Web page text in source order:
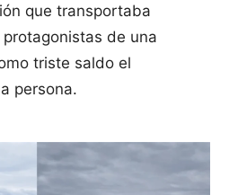
que transportaba
de una
triste saldo el
persona.